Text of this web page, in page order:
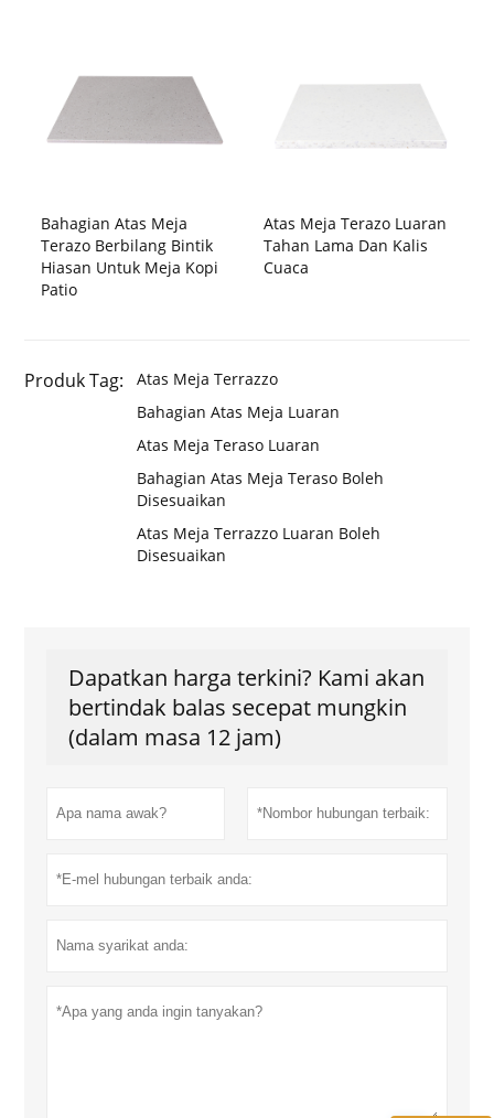
Bahagian Atas Meja
Terazo Berbilang Bintik
Hiasan Untuk Meja Kopi
Patio
Atas Meja Terazo Luaran
Tahan Lama Dan Kalis
Cuaca
Produk Tag:
Atas Meja Terrazzo
Bahagian Atas Meja Luaran
Atas Meja Teraso Luaran
Bahagian Atas Meja Teraso Boleh
Disesuaikan
Atas Meja Terrazzo Luaran Boleh
Disesuaikan
Dapatkan harga terkini? Kami akan
bertindak balas secepat mungkin
(dalam masa 12 jam)